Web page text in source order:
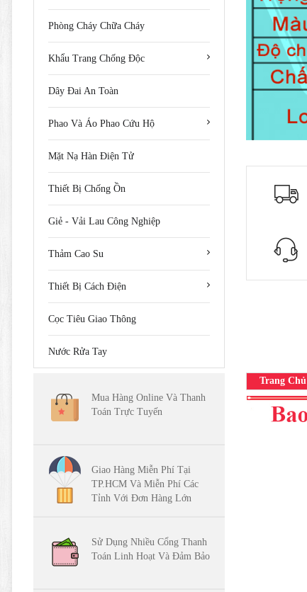
Phòng Cháy Chữa Cháy
Khẩu Trang Chống Độc
Dây Đai An Toàn
Phao Và Áo Phao Cứu Hộ
Mặt Nạ Hàn Điện Tử
Thiết Bị Chống Ồn
Giẻ - Vải Lau Công Nghiệp
Thảm Cao Su
Thiết Bị Cách Điện
Cọc Tiêu Giao Thông
Nước Rửa Tay
Mua Hàng Online Và Thanh
Toán Trực Tuyến
Giao Hàng Miễn Phí Tại
TP.HCM Và Miễn Phí Các
Tỉnh Với Đơn Hàng Lớn
Sử Dụng Nhiều Cổng Thanh
Toán Linh Hoạt Và Đảm Bảo
Trang Chủ